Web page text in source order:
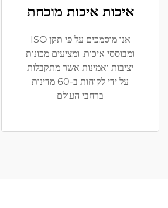
איכות איכות מוכחת
אנו מוסמכים על פי תקן ISO
ומבוססי איכות, ומציעים מכונות
יציבות ואמינות אשר מתקבלות
על ידי לקוחות ב-60 מדינות
ברחבי העולם